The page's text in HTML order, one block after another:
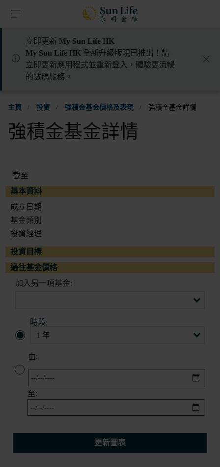
立即更新 My Sun Life HK
My Sun Life HK 全新升級版現已推出！請
立即更新應用程式並重新登入，體驗更流暢
的數碼服務。
主頁 / 投資 / 強積金基金價格及表現 / 強積金基金詳情
強積金基金詳情
截至
基本資料
成立日期
基金類別
投資經理
投資目標
過往基金價格
加入另一項基金:
時段:
由:
至:
更新圖表